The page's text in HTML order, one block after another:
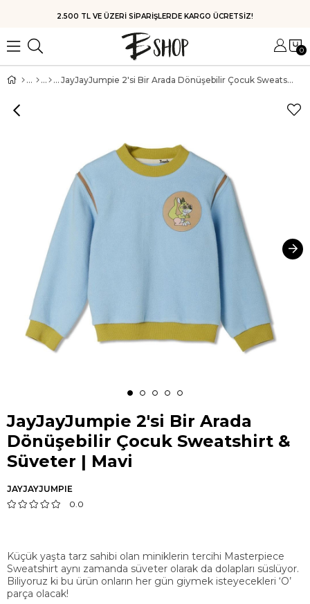
HIZLI KARGO
0
JayJayJumpie 2'si Bir Arada Dönüşebilir Çocuk Sweatshirt & Süveter | Mavi
JayJayJumpie 2'si Bir Arada
Dönüşebilir Çocuk Sweatshirt &
Süveter | Mavi
JAYJAYJUMPIE
0.0
Küçük yaşta tarz sahibi olan miniklerin tercihi Masterpiece
Sweatshirt aynı zamanda süveter olarak da dolapları süslüyor.
Biliyoruz ki bu ürün onların her gün giymek isteyecekleri ‘O’
parça olacak!